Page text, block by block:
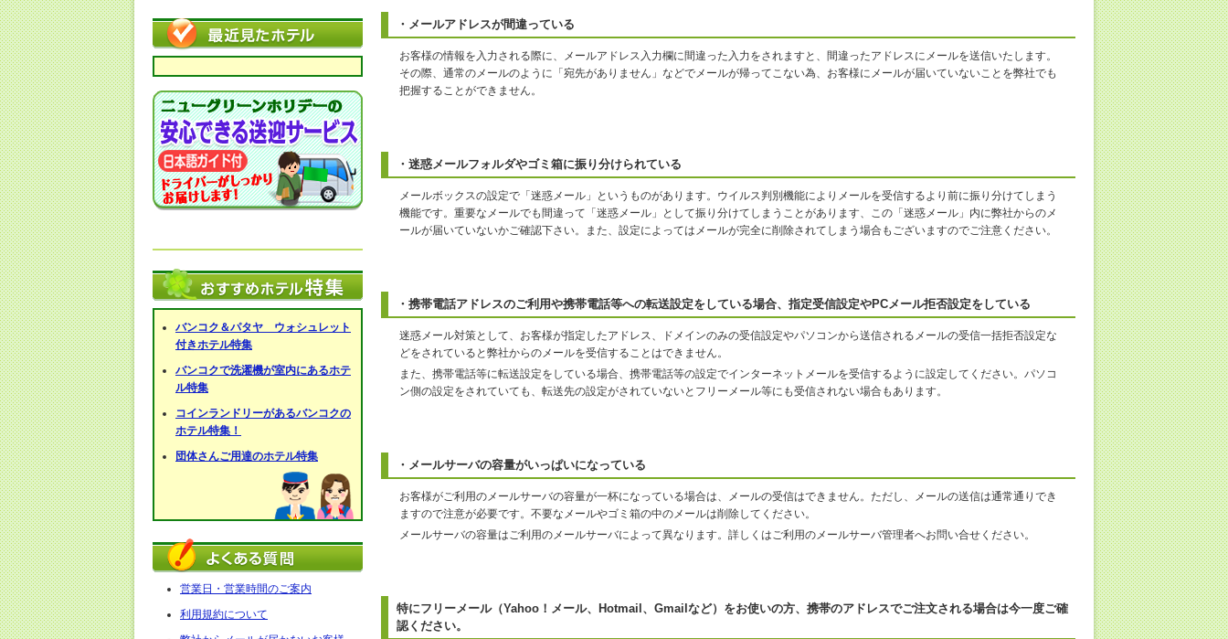
バンコク＆パタヤ ウォシュレット
付きホテル特集
バンコクで洗濯機が室内にあるホテ
ル特集
コインランドリーがあるバンコクの
ホテル特集！
団体さんご用達のホテル特集
営業日・営業時間のご案内
利用規約について
・メールアドレスが間違っている
お客様の情報を入力される際に、メールアドレス入力欄に間違った入力をされますと、間違ったアドレスにメールを送信いたします。
その際、通常のメールのように「宛先がありません」などでメールが帰ってこない為、お客様にメールが届いていないことを弊社でも
把握することができません。
・迷惑メールフォルダやゴミ箱に振り分けられている
メールボックスの設定で「迷惑メール」というものがあります。ウイルス判別機能によりメールを受信するより前に振り分けてしまう
機能です。重要なメールでも間違って「迷惑メール」として振り分けてしまうことがあります、この「迷惑メール」内に弊社からのメ
ールが届いていないかご確認下さい。また、設定によってはメールが完全に削除されてしまう場合もございますのでご注意ください。
・携帯電話アドレスのご利用や携帯電話等への転送設定をしている場合、指定受信設定やPCメール拒否設定をしている
迷惑メール対策として、お客様が指定したアドレス、ドメインのみの受信設定やパソコンから送信されるメールの受信一括拒否設定な
どをされていると弊社からのメールを受信することはできません。
また、携帯電話等に転送設定をしている場合、携帯電話等の設定でインターネットメールを受信するように設定してください。パソコ
ン側の設定をされていても、転送先の設定がされていないとフリーメール等にも受信されない場合もあります。
・メールサーバの容量がいっぱいになっている
お客様がご利用のメールサーバの容量が一杯になっている場合は、メールの受信はできません。ただし、メールの送信は通常通りでき
ますので注意が必要です。不要なメールやゴミ箱の中のメールは削除してください。
メールサーバの容量はご利用のメールサーバによって異なります。詳しくはご利用のメールサーバ管理者へお問い合せください。
特にフリーメール（Yahoo！メール、Hotmail、Gmailなど）をお使いの方、携帯のアドレスでご注文される場合は今一度ご確
認ください。